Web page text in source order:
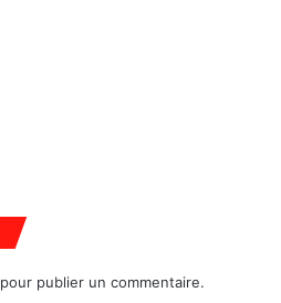
pour publier un commentaire.